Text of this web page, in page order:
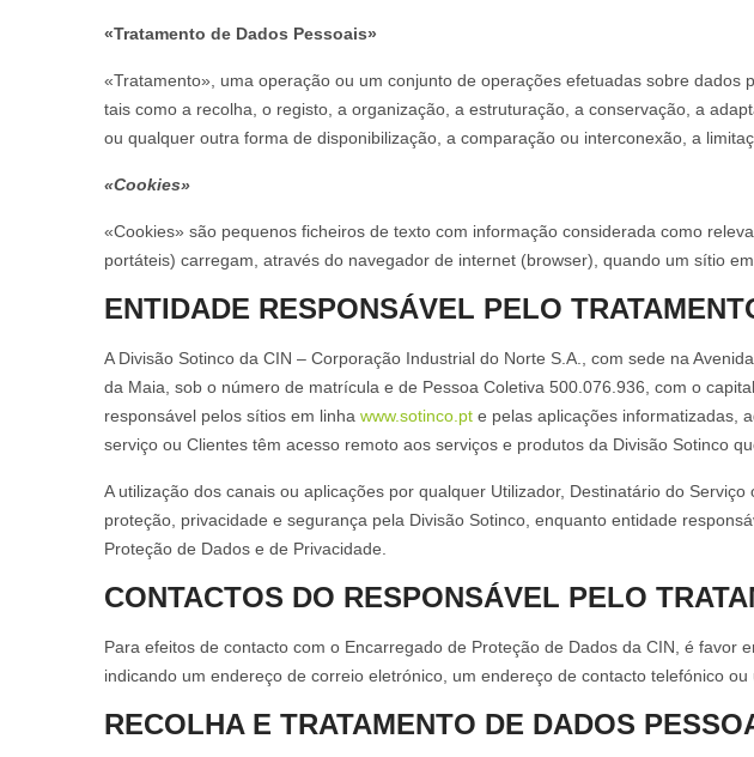
«Tratamento de Dados Pessoais»
«Tratamento», uma operação ou um conjunto de operações efetuadas sobre
tais como a recolha, o registo, a organização, a estruturação, a conservação, a
ou qualquer outra forma de disponibilização, a comparação ou interconexão, a
«Cookies»
«Cookies» são pequenos ficheiros de texto com informação considerada como
portáteis) carregam, através do navegador de internet (browser), quando um sítio
ENTIDADE RESPONSÁVEL PELO
A Divisão Sotinco da CIN – Corporação Industrial do Norte S.A., com sede na
da Maia, sob o número de matrícula e de Pessoa Coletiva 500.076.936, com o
responsável pelos sítios em linha www.sotinco.pt e pelas aplicações informatizadas,
serviço ou Clientes têm acesso remoto aos serviços e produtos da Divisão Sotinco
A utilização dos canais ou aplicações por qualquer Utilizador, Destinatário do
proteção, privacidade e segurança pela Divisão Sotinco, enquanto entidade
Proteção de Dados e de Privacidade.
CONTACTOS DO RESPONSÁVEL PELO
Para efeitos de contacto com o Encarregado de Proteção de Dados da CIN, é favor
indicando um endereço de correio eletrónico, um endereço de contacto telefónico ou
RECOLHA E TRATAMENTO DE DADOS